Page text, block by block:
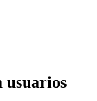
usuarios